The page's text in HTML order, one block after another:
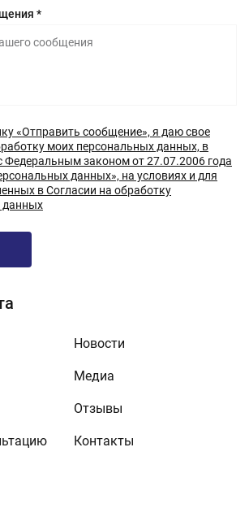
Новости
Медиа
Отзывы
Контакты
*
«Отправить сообщение», я даю свое
моих персональных данных, в
Федеральным законом от 27.07.2006 года
данных», на условиях и для
в Согласии на обработку
данных